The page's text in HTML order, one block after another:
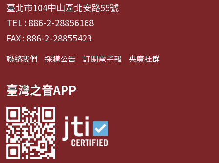
臺北市104中山區北安路55號
TEL : 886-2-28856168
FAX : 886-2-28855423
聯絡我們 採購公告 訂閱電子報 央廣社群
臺灣之音APP